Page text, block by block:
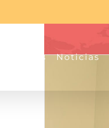
Proyectos Noticias